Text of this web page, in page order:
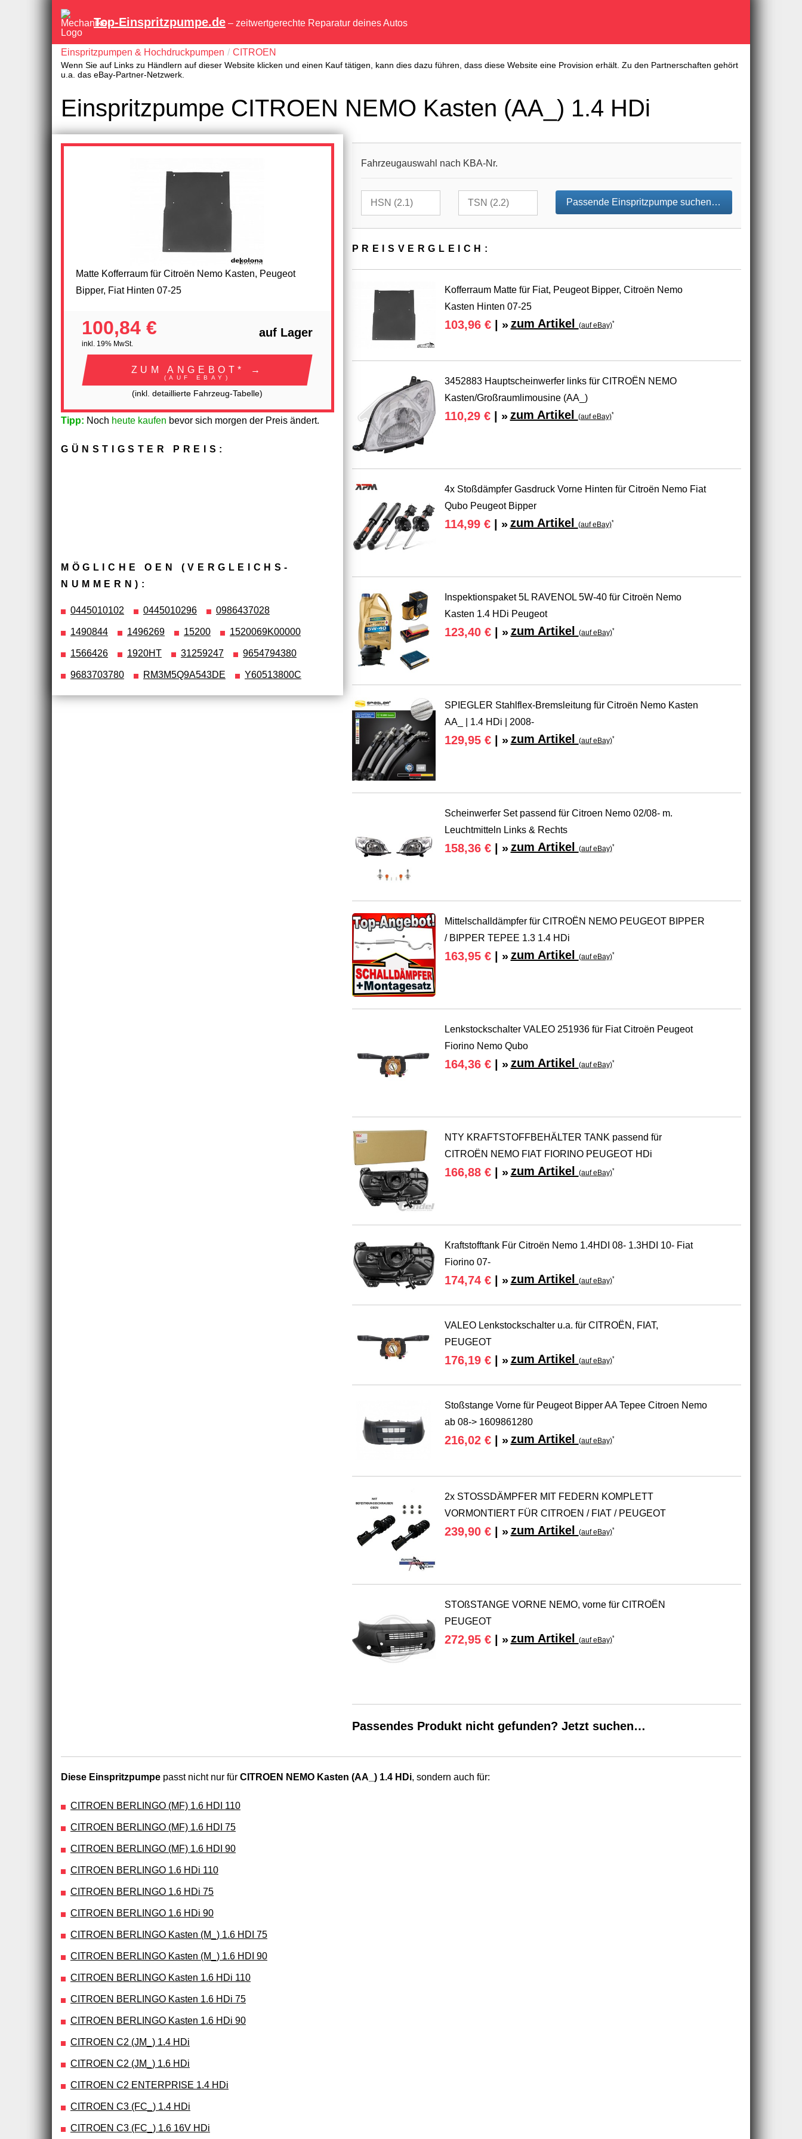
Top-Einspritzpumpe.de – zeitwertgerechte Reparatur deines Autos
Einspritzpumpen & Hochdruckpumpen CITROEN
Wenn Sie auf Links zu Händlern auf dieser Website klicken und einen Kauf tätigen, kann dies dazu führen, dass diese Website eine Provision erhält. Zu den Partnerschaften gehört
u.a. das eBay-Partner-Netzwerk.
Einspritzpumpe CITROEN NEMO Kasten (AA_) 1.4 HDi
Matte Kofferraum für Citroën Nemo Kasten, Peugeot
Bipper, Fiat Hinten 07-25
100,84 €
inkl. 19% MwSt.
auf Lager
ZUM ANGEBOT* →
(AUF EBAY)
(inkl. detaillierte Fahrzeug-Tabelle)
Tipp: Noch heute kaufen bevor sich morgen der Preis ändert.
GÜNSTIGSTER PREIS:
MÖGLICHE OEN (VERGLEICHS­
NUMMERN):
0445010102 0445010296 0986437028
1490844 1496269 15200 1520069K00000
1566426 1920HT 31259247 9654794380
9683703780 RM3M5Q9A543DE Y60513800C
Fahrzeugauswahl nach KBA-Nr.
Passende Einspritzpumpe suchen…
PREIS­VER­GLEICH:
Kofferraum Matte für Fiat, Peugeot Bipper, Citroën Nemo
Kasten Hinten 07-25
103,96 €| » zum Artikel (auf eBay)*
3452883 Hauptscheinwerfer links für CITROËN NEMO
Kasten/Großraumlimousine (AA_)
110,29 €| » zum Artikel (auf eBay)*
4x Stoßdämpfer Gasdruck Vorne Hinten für Citroën Nemo Fiat
Qubo Peugeot Bipper
114,99 €| » zum Artikel (auf eBay)*
Inspektionspaket 5L RAVENOL 5W-40 für Citroën Nemo
Kasten 1.4 HDi Peugeot
123,40 €| » zum Artikel (auf eBay)*
SPIEGLER Stahlflex-Bremsleitung für Citroën Nemo Kasten
AA_ | 1.4 HDi | 2008-
129,95 €| » zum Artikel (auf eBay)*
Scheinwerfer Set passend für Citroen Nemo 02/08- m.
Leuchtmitteln Links & Rechts
158,36 €| » zum Artikel (auf eBay)*
Mittelschalldämpfer für CITROËN NEMO PEUGEOT BIPPER
/ BIPPER TEPEE 1.3 1.4 HDi
163,95 €| » zum Artikel (auf eBay)*
Lenkstockschalter VALEO 251936 für Fiat Citroën Peugeot
Fiorino Nemo Qubo
164,36 €| » zum Artikel (auf eBay)*
NTY KRAFTSTOFFBEHÄLTER TANK passend für
CITROËN NEMO FIAT FIORINO PEUGEOT HDi
166,88 €| » zum Artikel (auf eBay)*
Kraftstofftank Für Citroën Nemo 1.4HDI 08- 1.3HDI 10- Fiat
Fiorino 07-
174,74 €| » zum Artikel (auf eBay)*
VALEO Lenkstockschalter u.a. für CITROËN, FIAT,
PEUGEOT
176,19 €| » zum Artikel (auf eBay)*
Stoßstange Vorne für Peugeot Bipper AA Tepee Citroen Nemo
ab 08-> 1609861280
216,02 €| » zum Artikel (auf eBay)*
2x STOSSDÄMPFER MIT FEDERN KOMPLETT
VORMONTIERT FÜR CITROEN / FIAT / PEUGEOT
239,90 €| » zum Artikel (auf eBay)*
STOßSTANGE VORNE NEMO, vorne für CITROËN
PEUGEOT
272,95 €| » zum Artikel (auf eBay)*
Passendes Produkt nicht gefunden? Jetzt suchen…
Diese Einspritzpumpe passt nicht nur für CITROEN NEMO Kasten (AA_) 1.4 HDi, sondern auch für:
CITROEN BERLINGO (MF) 1.6 HDI 110
CITROEN BERLINGO (MF) 1.6 HDI 75
CITROEN BERLINGO (MF) 1.6 HDI 90
CITROEN BERLINGO 1.6 HDi 110
CITROEN BERLINGO 1.6 HDi 75
CITROEN BERLINGO 1.6 HDi 90
CITROEN BERLINGO Kasten (M_) 1.6 HDI 75
CITROEN BERLINGO Kasten (M_) 1.6 HDI 90
CITROEN BERLINGO Kasten 1.6 HDi 110
CITROEN BERLINGO Kasten 1.6 HDi 75
CITROEN BERLINGO Kasten 1.6 HDi 90
CITROEN C2 (JM_) 1.4 HDi
CITROEN C2 (JM_) 1.6 HDi
CITROEN C2 ENTERPRISE 1.4 HDi
CITROEN C3 (FC_) 1.4 HDi
CITROEN C3 (FC_) 1.6 16V HDi